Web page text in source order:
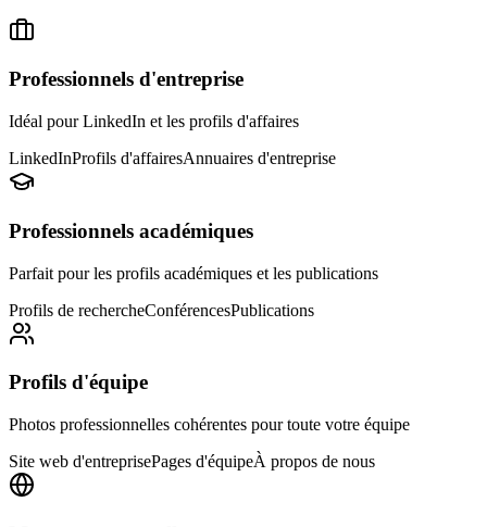
Professionnels d'entreprise
Idéal pour LinkedIn et les profils d'affaires
LinkedInProfils d'affairesAnnuaires d'entreprise
Professionnels académiques
Parfait pour les profils académiques et les publications
Profils de rechercheConférencesPublications
Profils d'équipe
Photos professionnelles cohérentes pour toute votre équipe
Site web d'entreprisePages d'équipeÀ propos de nous